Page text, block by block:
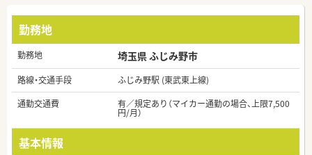
勤務地
勤務地 埼玉県 ふじみ野市
路線・交通手段
ふじみ野駅 (東武東上線)
通勤交通費
有／規定あり（マイカー通勤の場合、上限7,500
円/月）
基本情報